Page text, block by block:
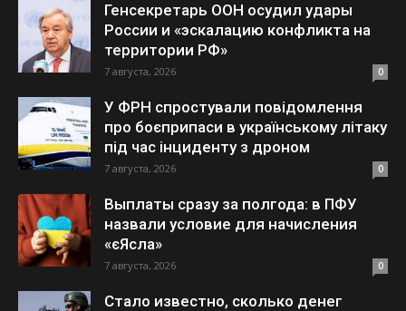
Генсекретарь ООН осудил удары
России и «эскалацию конфликта на
территории РФ»
7 августа, 2026 0
У ФРН спростували повідомлення
про боєприпаси в українському літаку
під час інциденту з дроном
7 августа, 2026 0
Выплаты сразу за полгода: в ПФУ
назвали условие для начисления
«єЯсла»
7 августа, 2026 0
Стало известно, сколько денег